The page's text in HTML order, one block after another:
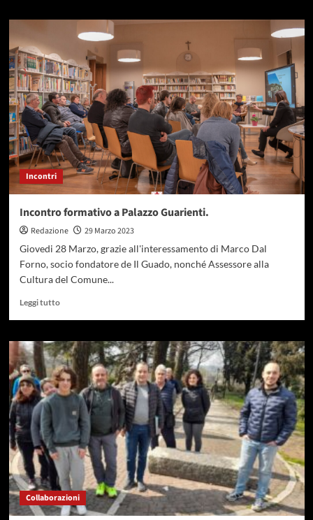
Incontri
Incontro formativo a Palazzo Guarienti.
Redazione
29 Marzo 2023
Giovedi 28 Marzo, grazie all'interessamento di Marco Dal
Forno, socio fondatore de Il Guado, nonché Assessore alla
Cultura del Comune...
Leggi tutto
Collaborazioni